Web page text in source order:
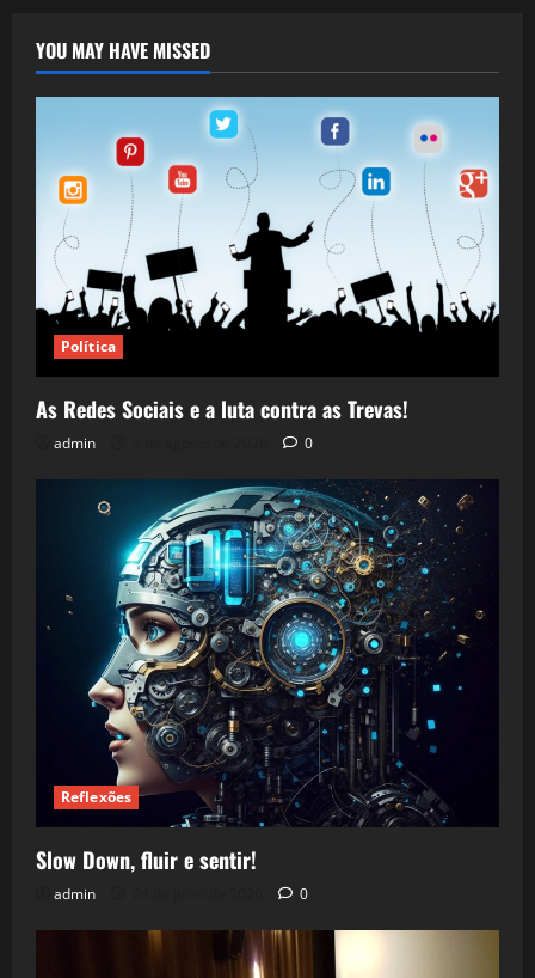
YOU MAY HAVE MISSED
Política
As Redes Sociais e a luta contra as Trevas!
admin 0
Reflexões
Slow Down, fluir e sentir!
admin 0